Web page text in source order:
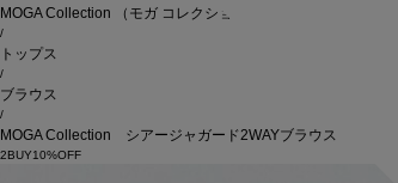
MOGA Collection （モガ コレクション）
/
トップス
/
ブラウス
/
MOGA Collection シアージャガード2WAYブラウス
2BUY10%OFF